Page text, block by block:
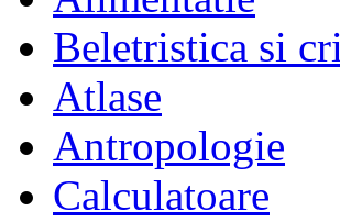
Beletristica si
Atlase
Antropologie
Calculatoare